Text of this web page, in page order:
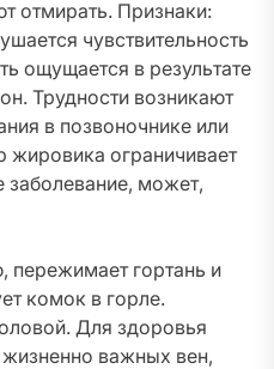
отмирать. Признаки:
чувствительность
ощущается в результате
Трудности возникают
в позвоночнике или
жировика ограничивает
может,
гортань и
комок в горле.
Для здоровья
важных вен,